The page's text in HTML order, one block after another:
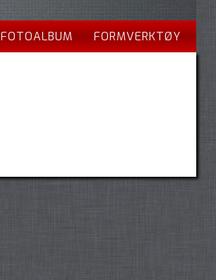
FOTOALBUM FORMVERKTØY